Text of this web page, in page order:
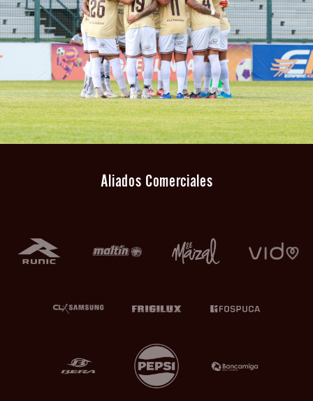
Aliados Comerciales